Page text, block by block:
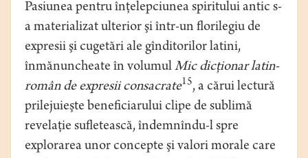
Pasiunea pentru înţelepciunea spiritului antic s-
a materializat ulterior şi într-un florilegiu de
expresii şi cugetări ale gînditorilor latini,
înmănuncheate în volumulMic dicţionar latin-
român de expresii consacrate15, a cărui lectură
prilejuieşte beneficiarului clipe de sublimă
revelaţie sufletească, îndemnîndu-l spre
explorarea unor concepte şi valori morale care